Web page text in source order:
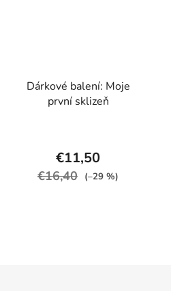
Dárkové balení: Moje
první sklizeň
€11,50
€16,40 (–29 %)